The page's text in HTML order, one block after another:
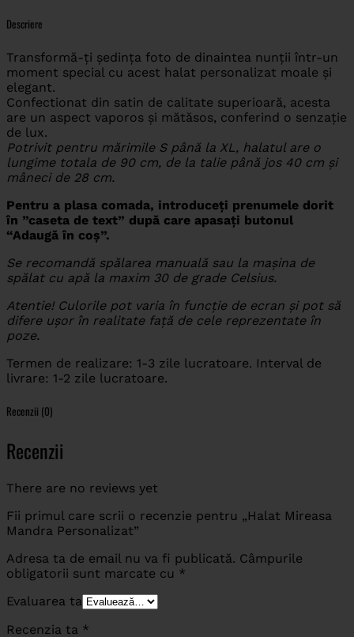
Descriere
Transformă-ți ședința foto de dinaintea nunții într-un
moment special cu acest halat personalizat moale și
elegant.
Confectionat din satin de calitate superioară, acesta
are un aspect vaporos și mătăsos, conferind o senzație
de lux.
Potrivit pentru mărimile S până la XL, halatul are o
lungime totala de 90 cm, de la talie până jos 40 cm și
mâneci de 28 cm.
Pentru a plasa comada, introduceți prenumele dorit
în ”caseta de text” după care apasați butonul
“Adaugă în coș”.
Se recomandă spălarea manuală sau la mașina de
spălat cu apă la maxim 30 de grade Celsius.
Atentie! Culorile pot varia în funcție de ecran și pot să
difere ușor în realitate față de cele reprezentate în
poze.
Termen de realizare: 1-3 zile lucratoare. Interval de
livrare: 1-2 zile lucratoare.
Recenzii (0)
Recenzii
There are no reviews yet
Fii primul care scrii o recenzie pentru „Halat Mireasa
Mandra Personalizat”
Adresa ta de email nu va fi publicată. Câmpurile
obligatorii sunt marcate cu *
Evaluarea ta
Recenzia ta *